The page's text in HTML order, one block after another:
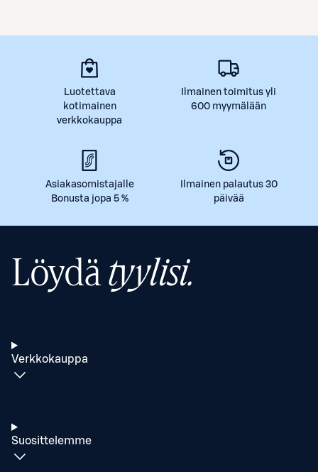
Luotettava
kotimainen
verkkokauppa
Ilmainen toimitus yli
600 myymälään
Asiakasomistajalle
Bonusta jopa 5 %
Ilmainen palautus 30
päivää
Löydätyylisi.
Verkkokauppa
Suosittelemme